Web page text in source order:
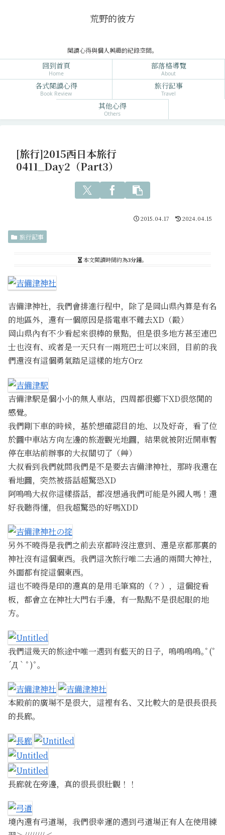
荒野的彼方
閱讀心得與個人興趣的紀錄空間。
回到首頁
Home
部落格導覽
About
各式閱讀心得
Book Review
旅行記事
Travel
其他心得
Others
[旅行]2015西日本旅行
0411_Day2（Part3）
2015.04.17 2024.04.15
旅行記事
本文閱讀時間約為3分鐘。
吉備津神社，我們會排進行程中，除了是岡山県內算是有名
的地區外，還有一個原因是搭電車不難去XD（毆）
岡山県內有不少看起來很棒的景點，但是很多地方甚至連巴
士也沒有、或者是一天只有一兩班巴士可以來回，目前的我
們還沒有這個勇氣踏足這樣的地方Orz
吉備津駅是個小小的無人車站，四周都很鄉下XD很悠閒的
感覺。
我們剛下車的時候，基於想確認目的地、以及好奇，看了位
於圖中車站方向左邊的旅遊觀光地圖，結果就被附近開車暫
停在車站前辦事的大叔關切了（艸）
大叔看到我們就問我們是不是要去吉備津神社，那時我還在
看地圖，突然被搭話超驚恐XD
阿嗚嗚大叔你這樣搭話，都沒想過我們可能是外國人嗎！還
好我聽得懂，但我超驚恐的好嗎XDD
另外不曉得是我們之前去京都時沒注意到、還是京都那裏的
神社沒有這個東西。我們這次旅行唯二去過的兩間大神社，
外面都有掟這個東西。
這也不曉得是印的還真的是用毛筆寫的（？），這個掟看
板，都會立在神社大門右手邊，有一點點不是很起眼的地
方。
我們這幾天的旅途中唯一遇到有藍天的日子，嗚嗚嗚嗚｡ﾟ(ﾟ
´Д｀ﾟ)ﾟ｡
本殿前的廣場不是很大，這裡有名、又比較大的是很長很長
的長廊。
長廊就在旁邊，真的很長很壯觀！！
境內還有弓道場，我們很幸運的遇到弓道場正有人在使用練